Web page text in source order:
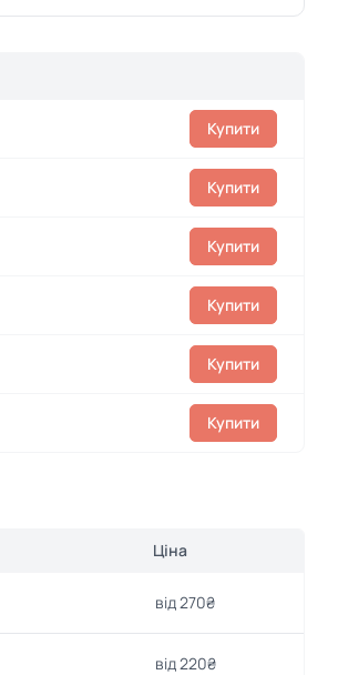
Купити
Купити
Купити
Купити
Купити
Купити
Ціна
від 270₴
від 220₴